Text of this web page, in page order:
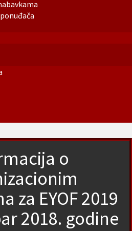
o
za EYOF 2019
2018. godine